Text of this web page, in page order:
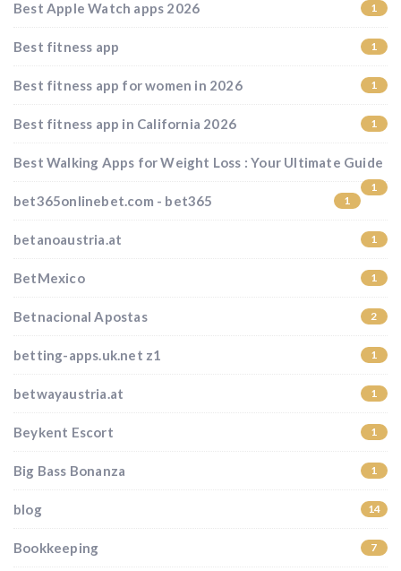
Best Apple Watch apps 2026 1
Best fitness app 1
Best fitness app for women in 2026 1
Best fitness app in California 2026 1
Best Walking Apps for Weight Loss : Your Ultimate Guide
1
bet365onlinebet.com - bet365 1
betanoaustria.at 1
BetMexico 1
Betnacional Apostas 2
betting-apps.uk.net z1 1
betwayaustria.at 1
Beykent Escort 1
Big Bass Bonanza 1
blog 14
Bookkeeping 7